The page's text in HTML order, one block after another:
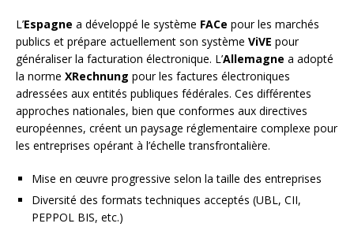
L’Espagne a développé le système FACe pour les marchés
publics et prépare actuellement son système ViVE pour
généraliser la facturation électronique. L’Allemagne a adopté
la norme XRechnung pour les factures électroniques
adressées aux entités publiques fédérales. Ces différentes
approches nationales, bien que conformes aux directives
européennes, créent un paysage réglementaire complexe pour
les entreprises opérant à l’échelle transfrontalière.
Mise en œuvre progressive selon la taille des entreprises
Diversité des formats techniques acceptés (UBL, CII,
PEPPOL BIS, etc.)